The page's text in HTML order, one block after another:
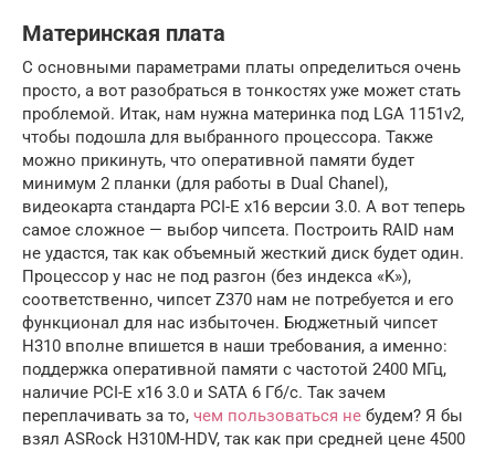
Материнская плата
С основными параметрами платы определиться очень
просто, а вот разобраться в тонкостях уже может стать
проблемой. Итак, нам нужна материнка под LGA 1151v2,
чтобы подошла для выбранного процессора. Также
можно прикинуть, что оперативной памяти будет
минимум 2 планки (для работы в Dual Chanel),
видеокарта стандарта PCI-E x16 версии 3.0. А вот теперь
самое сложное — выбор чипсета. Построить RAID нам
не удастся, так как объемный жесткий диск будет один.
Процессор у нас не под разгон (без индекса «K»),
соответственно, чипсет Z370 нам не потребуется и его
функционал для нас избыточен. Бюджетный чипсет
H310 вполне впишется в наши требования, а именно:
поддержка оперативной памяти с частотой 2400 МГц,
наличие PCI-E x16 3.0 и SATA 6 Гб/с. Так зачем
переплачивать за то, чем пользоваться не будем? Я бы
взял ASRock H310M-HDV, так как при средней цене 4500